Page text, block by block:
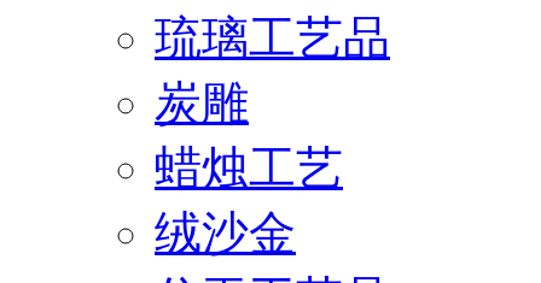
琉璃工艺品
炭雕
蜡烛工艺
绒沙金